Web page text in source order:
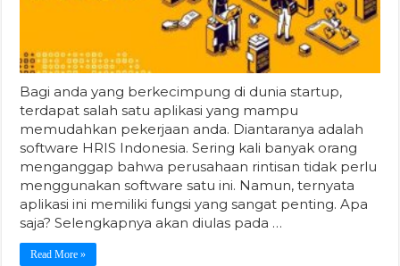
Bagi anda yang berkecimpung di dunia startup,
terdapat salah satu aplikasi yang mampu
memudahkan pekerjaan anda. Diantaranya adalah
software HRIS Indonesia. Sering kali banyak orang
menganggap bahwa perusahaan rintisan tidak perlu
menggunakan software satu ini. Namun, ternyata
aplikasi ini memiliki fungsi yang sangat penting. Apa
saja? Selengkapnya akan diulas pada …
Read More »